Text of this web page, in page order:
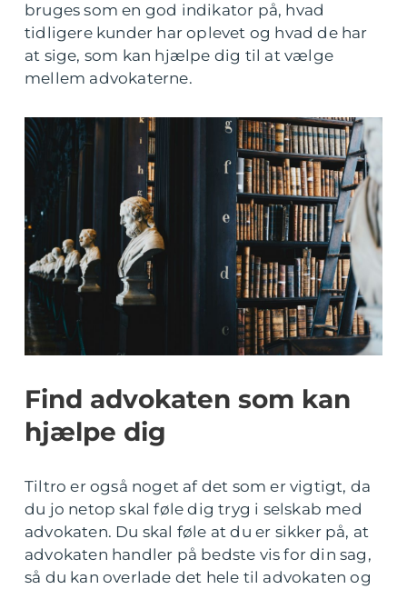
bruges som en god indikator på, hvad
tidligere kunder har oplevet og hvad de har
at sige, som kan hjælpe dig til at vælge
mellem advokaterne.
Find advokaten som kan
hjælpe dig
Tiltro er også noget af det som er vigtigt, da
du jo netop skal føle dig tryg i selskab med
advokaten. Du skal føle at du er sikker på, at
advokaten handler på bedste vis for din sag,
så du kan overlade det hele til advokaten og